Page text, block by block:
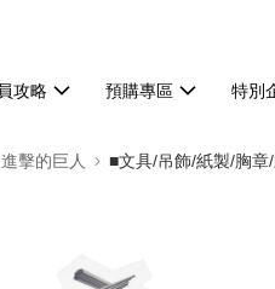
攻略 預購專區 特別
進擊的巨人 ■文具/吊飾/紙製/胸章